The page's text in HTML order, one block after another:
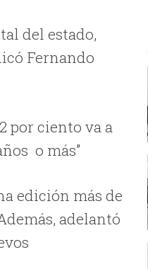
del estado,
Fernando
por ciento va a
o más”
edición más de
adelantó